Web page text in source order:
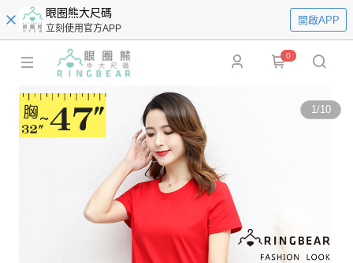
眼圈熊大尺碼
立刻使用官方APP
開啟APP
0
1/10